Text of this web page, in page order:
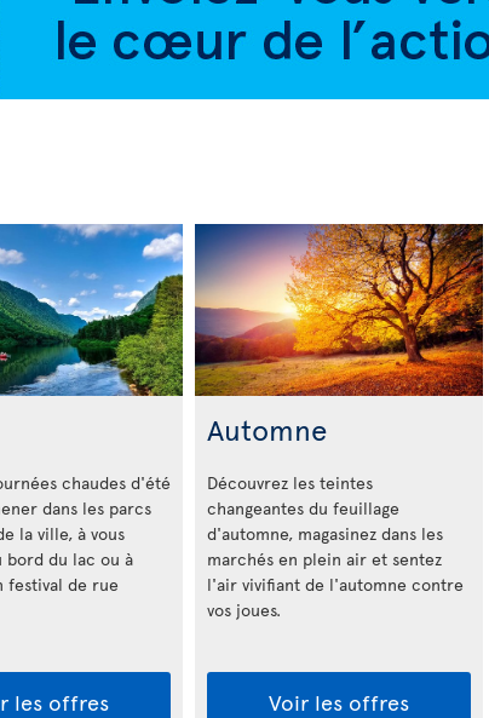
chaudes d'été
dans les parcs
la ville, à vous
bord du lac ou à
festival de rue
les offres
Automne
Découvrez les teintes
changeantes du feuillage
d'automne, magasinez dans les
marchés en plein air et sentez
l'air vivifiant de l'automne contre
vos joues.
Voir les offres